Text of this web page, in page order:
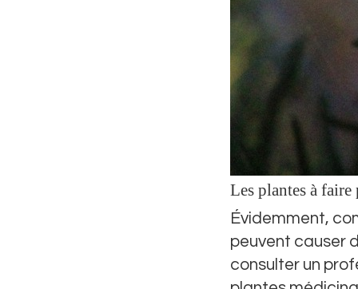
Les plantes à faire
Évidemment,
peuvent causer
consulter un